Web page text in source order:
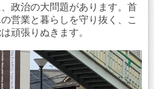
政治の大問題があります。首
営業と暮らしを守り抜く、こ
頑張りぬきます。